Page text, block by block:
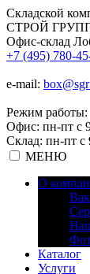
Складской
СТРОЙ
Офис-склад
+7 (495) 780-
e-mail:
Режим работы:
Офис: пн-пт с
Склад: пн-пт с
МЕНЮ
О
Каталог
Услуги